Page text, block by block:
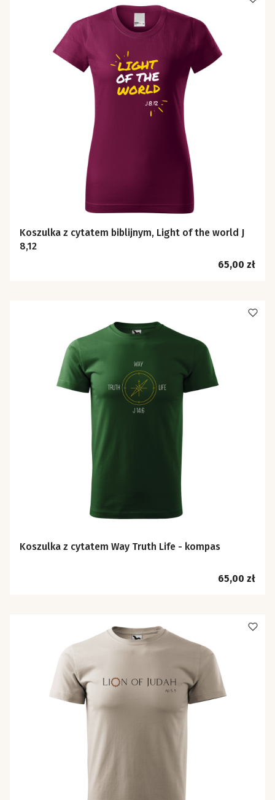
Koszulka z cytatem biblijnym, Light of the world J
8,12
Cena
65,00 zł
Koszulka z cytatem Way Truth Life - kompas
Cena
65,00 zł